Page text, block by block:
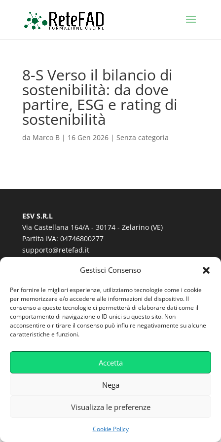
Gestisci Consenso
Per fornire le migliori esperienze, utilizziamo tecnologie come i cookie
per memorizzare e/o accedere alle informazioni del dispositivo. Il
consenso a queste tecnologie ci permetterà di elaborare dati come il
comportamento di navigazione o ID unici su questo sito. Non
acconsentire o ritirare il consenso può influire negativamente su alcune
caratteristiche e funzioni.
Accetta
Nega
Visualizza le preferenze
Cookie Policy
8-S Verso il bilancio di
sostenibilità: da dove
partire, ESG e rating di
sostenibilità
da Marco B| 16 Gen 2026| Senza categoria
ESV S.R.L
Via Castellana 164/A - 30174 - Zelarino (VE)
Partita IVA: 04746800277
supporto@retefad.it
Privacy Policy
Caratteristiche Tecniche